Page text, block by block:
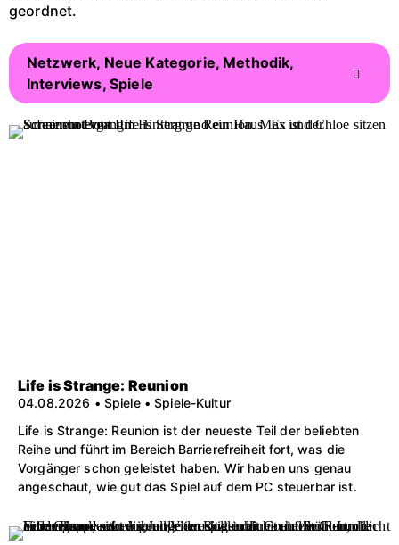
geordnet.
Netzwerk, Neue Kategorie, Methodik,
Interviews, Spiele
Life is Strange: Reunion
04.08.2026 • Spiele • Spiele-Kultur
Life is Strange: Reunion ist der neueste Teil der beliebten
Reihe und führt im Bereich Barrierefreiheit fort, was die
Vorgänger schon geleistet haben. Wir haben uns genau
angeschaut, wie gut das Spiel auf dem PC steuerbar ist.